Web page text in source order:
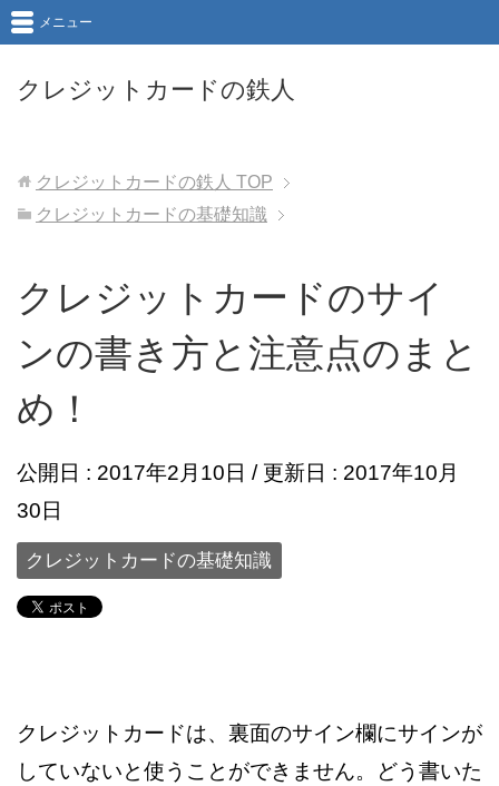
クレジットカードの鉄人
メニュー
クレジットカードの鉄人 TOP
クレジットカードの基礎知識
クレジットカードのサイ
ンの書き方と注意点のまと
め！
公開日 : 2017年2月10日 / 更新日 : 2017年10月
30日
クレジットカードの基礎知識
クレジットカードは、裏面のサイン欄にサインが
していないと使うことができません。どう書いた